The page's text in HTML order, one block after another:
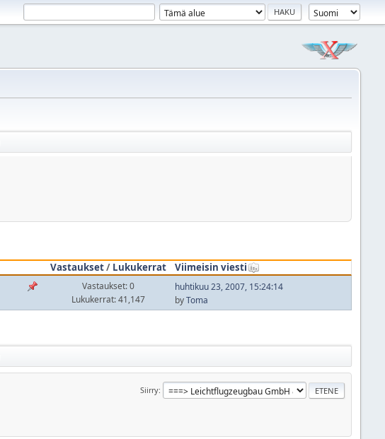
Vastaukset/ Lukukerrat
Viimeisin viesti
Vastaukset: 0
Lukukerrat: 41,147
huhtikuu 23, 2007, 15:24:14
byToma
Siirry